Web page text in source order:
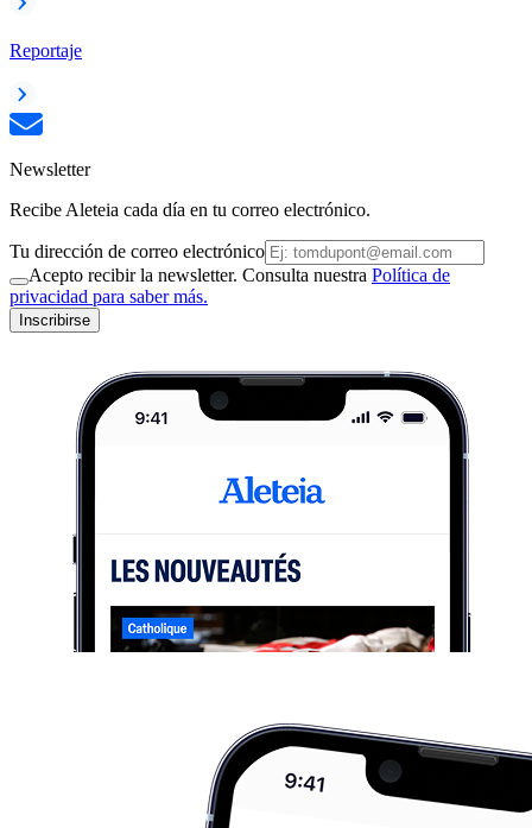
Reportaje
Newsletter
Recibe Aleteia cada día en tu correo electrónico.
Tu dirección de correo electrónico
Acepto recibir la newsletter. Consulta nuestra Política de
privacidad para saber más.
Inscribirse